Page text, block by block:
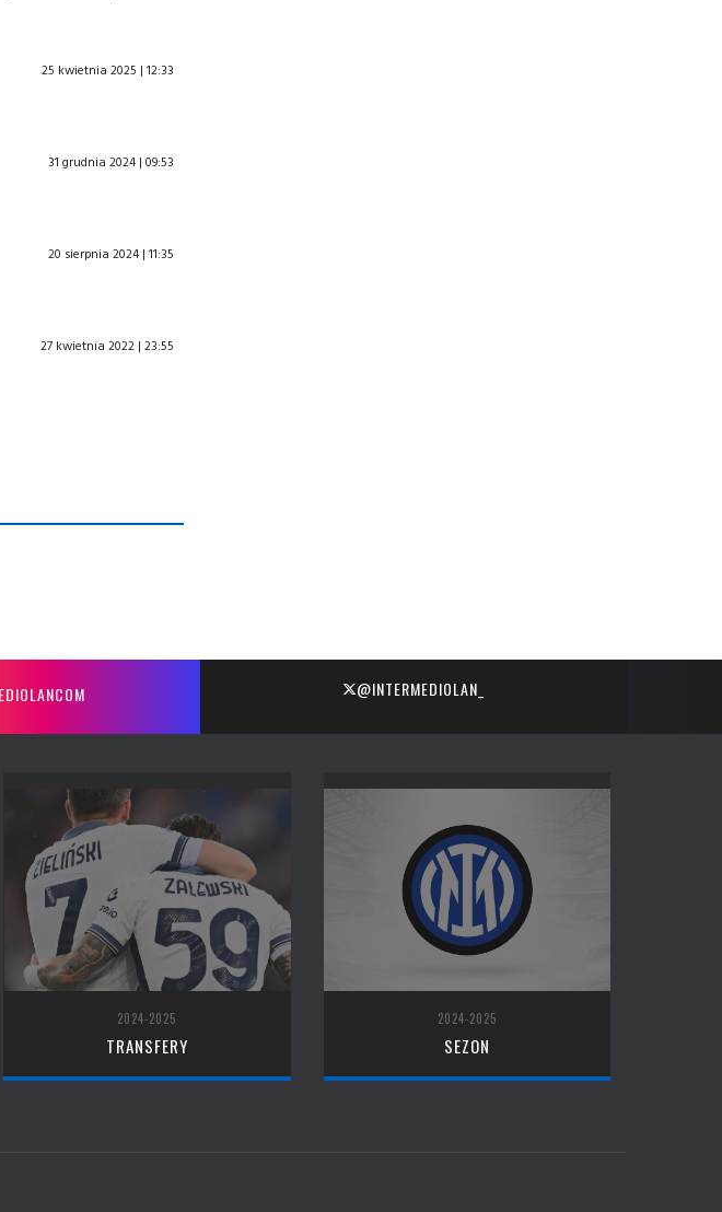
25 kwietnia 2025 | 12:33
31 grudnia 2024 | 09:53
20 sierpnia 2024 | 11:35
27 kwietnia 2022 | 23:55
@INTERMEDIOLAN_
2024-2025
TRANSFERY
2024-2025
SEZON